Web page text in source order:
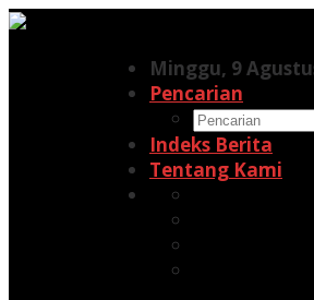
Lewati
Minggu, 9
Pencarian
Indeks Berita
Tentang Kami